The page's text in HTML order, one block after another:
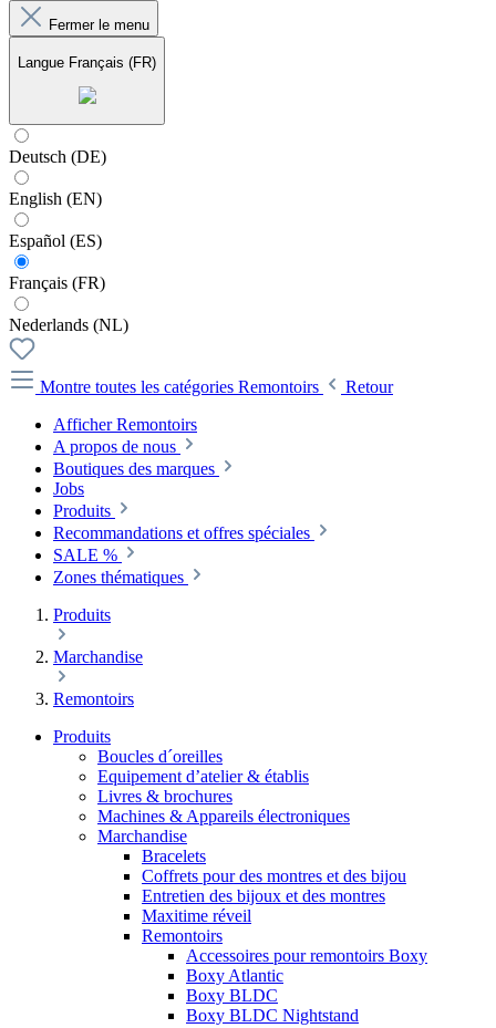
Fermer le menu
Langue Français (FR)
Deutsch (DE)
English (EN)
Español (ES)
Français (FR)
Nederlands (NL)
Montre toutes les catégories Remontoirs
Retour
Afficher Remontoirs
A propos de nous
Boutiques des marques
Jobs
Produits
Recommandations et offres spéciales
SALE %
Zones thématiques
Produits
Marchandise
Remontoirs
Produits
Boucles d´oreilles
Equipement d’atelier & établis
Livres & brochures
Machines & Appareils électroniques
Marchandise
Bracelets
Coffrets pour des montres et des bijou
Entretien des bijoux et des montres
Maxitime réveil
Remontoirs
Accessoires pour remontoirs Boxy
Boxy Atlantic
Boxy BLDC
Boxy BLDC Nightstand